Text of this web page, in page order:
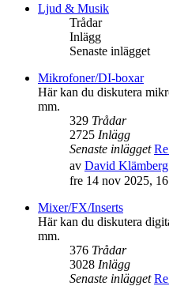
Ljud & Musik
Trådar
Inlägg
Senaste inlägget
Mikrofoner/DI-boxar
Här kan du diskutera
mm.
329 Trådar
2725 Inlägg
Senaste inlägget
av David Klämberg
fre 14 nov 2025,
Mixer/FX/Inserts
Här kan du diskutera
mm.
376 Trådar
3028 Inlägg
Senaste inlägget